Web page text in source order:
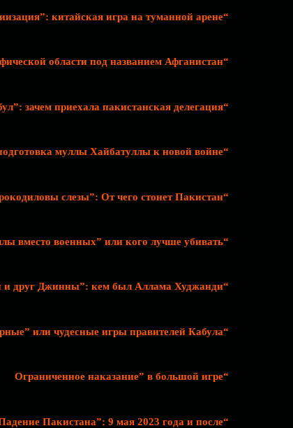
“Деиндиизация”: китайская игра на туманной арене
“Дупа Пакистан: Геополитика географической области под названием Афганистан
“Едем в Кабул”: зачем приехала пакистанская делегация?
“Иностранная агрессия”: подготовка муллы Хайбатуллы к новой войне
“Крокодиловы слезы”: От чего стонет Пакистан?
“Муллы вместо военных” или кого лучше убивать
“Муфтий Дели и друг Джинны”: кем был Аллама Худжанди?
“Неблагодарные” или чудесные игры правителей Кабула
“Ограниченное наказание” в большой игре
“Падение Пакистана”: 9 мая 2023 года и после